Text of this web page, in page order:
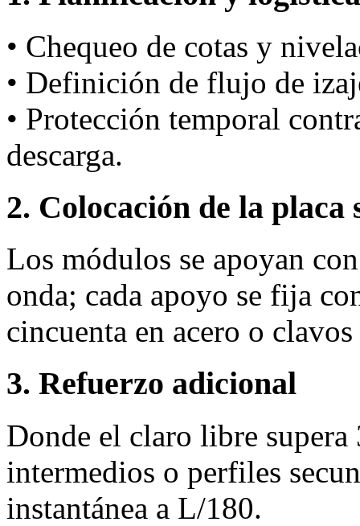
• Chequeo de cotas y
• Definición de flujo de
• Protección temporal
descarga.
2. Colocación de la placa
Los módulos se apoyan
onda; cada apoyo se fija
cincuenta en acero o
3. Refuerzo adicional
Donde el claro libre supera
intermedios o perfiles
instantánea a L/180.